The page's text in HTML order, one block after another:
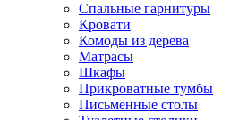
Спальные гарнитуры
Кровати
Комоды из дерева
Матрасы
Шкафы
Прикроватные тумбы
Письменные столы